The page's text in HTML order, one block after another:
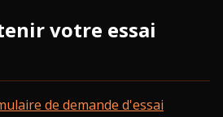
votre essai
de demande d'essai